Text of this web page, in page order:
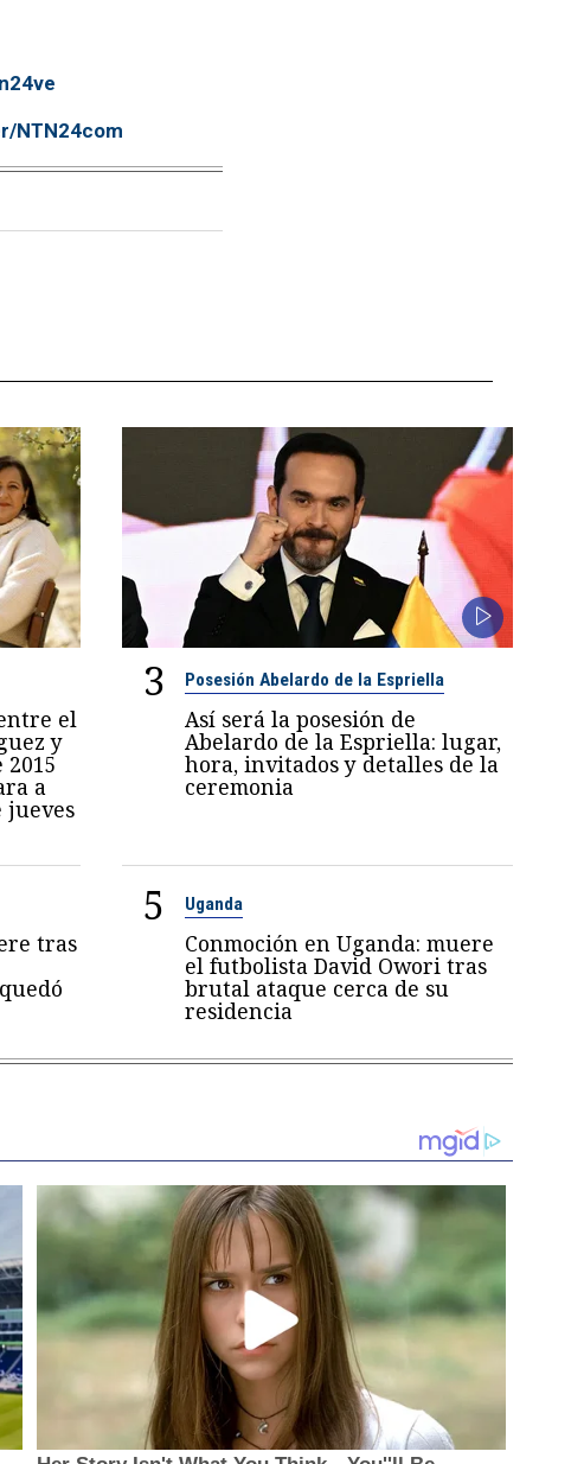
NTN24com
el
y
2015
a
jueves
3 Posesión Abelardo de la Espriella
Así será la posesión de
Abelardo de la Espriella: lugar,
hora, invitados y detalles de la
ceremonia
tras
5 Uganda
Conmoción en Uganda: muere
el futbolista David Owori tras
brutal ataque cerca de su
residencia